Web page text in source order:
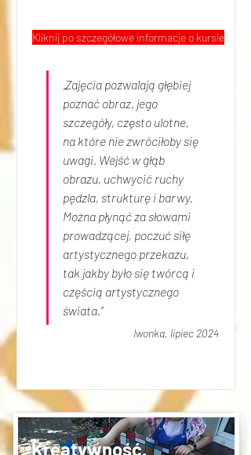
Kliknij po szczegółowe informacje o kursie
„Zajęcia pozwalają głębiej
poznać obraz, jego
szczegóły, często ulotne,
na które nie zwróciłoby się
uwagi. Wejść w głąb
obrazu, uchwycić ruchy
pędzla, strukturę i barwy.
Można płynąć za słowami
prowadzącej, poczuć siłę
artystycznego przekazu,
tak jakby było się twórcą i
częścią artystycznego
świata.”
Iwonka, lipiec 2024
Kreatywność.